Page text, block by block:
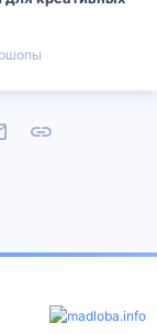
Электронная почта